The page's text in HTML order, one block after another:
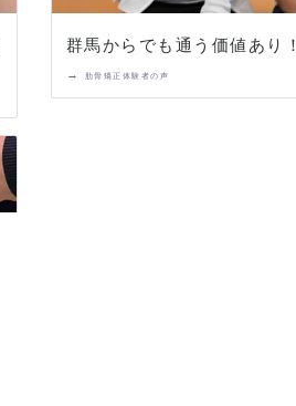
群馬からでも通う価値あり！
→ 肋骨矯正体験者の声